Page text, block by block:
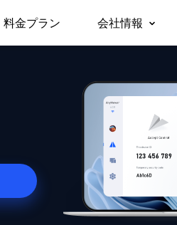
対応デバイス
でリモートデバイスにアクセス
間でワイヤレスに画面を共有
転送
間でファイルを高速転送
シーモード
料金プラン 会社情報
サポート
セキュリティ
AnyViewerを